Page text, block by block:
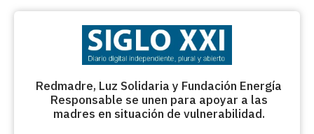
Redmadre, Luz Solidaria y Fundación Energía
Responsable se unen para apoyar a las
madres en situación de vulnerabilidad.